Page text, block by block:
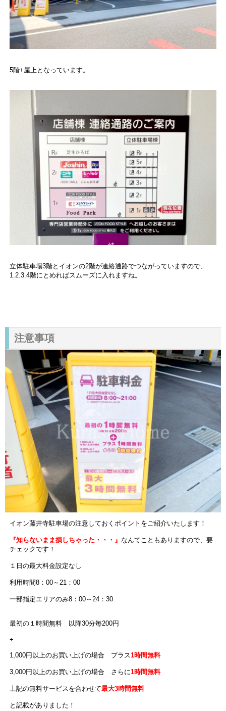
5階+屋上となっています。
立体駐車場3階とイオンの2階が連絡通路でつながっていますので、
1.2.3.4階にとめればスムーズに入れますね。
注意事項
イオン藤井寺駐車場の注意しておくポイントをご紹介いたします！
『知らないまま損しちゃった・・・』なんてこともありますので、要
チェックです！
１日の最大料金設定なし
利用時間8：00～21：00
一部指定エリアのみ8：00～24：30
最初の１時間無料 以降30分毎200円
+
1,000円以上のお買い上げの場合 プラス1時間無料
3,000円以上のお買い上げの場合 さらに1時間無料
上記の無料サービスを合わせて最大3時間無料
と記載がありました！